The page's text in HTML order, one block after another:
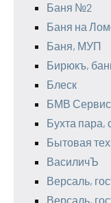
Баня №2
Баня на
Баня, МУП
Бирюкъ,
Блеск
БМВ Сервис
Бухта пара,
Бытовая
ВасиличЪ
Версаль,
Версаль,